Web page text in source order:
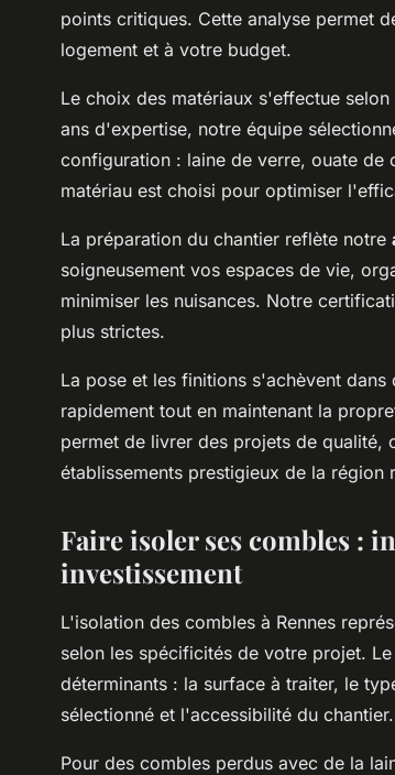
points critiques. Cette analyse permet
logement et à votre budget.
Le choix des matériaux s'effectue
ans d'expertise, notre équipe
configuration : laine de verre, ouate de
matériau est choisi pour optimiser
La préparation du chantier reflète notre
soigneusement vos espaces de vie,
minimiser les nuisances. Notre
plus strictes.
La pose et les finitions s'achèvent
rapidement tout en maintenant la
permet de livrer des projets de qualité,
établissements prestigieux de la région
Faire isoler ses combles :
investissement
L'isolation des combles à Rennes
selon les spécificités de votre projet.
déterminants : la surface à traiter, le
sélectionné et l'accessibilité du chantier.
Pour des combles perdus avec de la